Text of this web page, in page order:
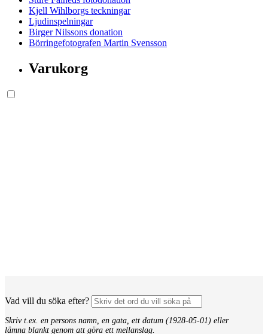
Kjell Wihlborgs teckningar
Ljudinspelningar
Birger Nilssons donation
Börringefotografen Martin Svensson
Varukorg
Vad vill du söka efter?
Skriv t.ex. en persons namn, en gata, ett datum (1928-05-01) eller
lämna blankt genom att göra ett mellanslag.